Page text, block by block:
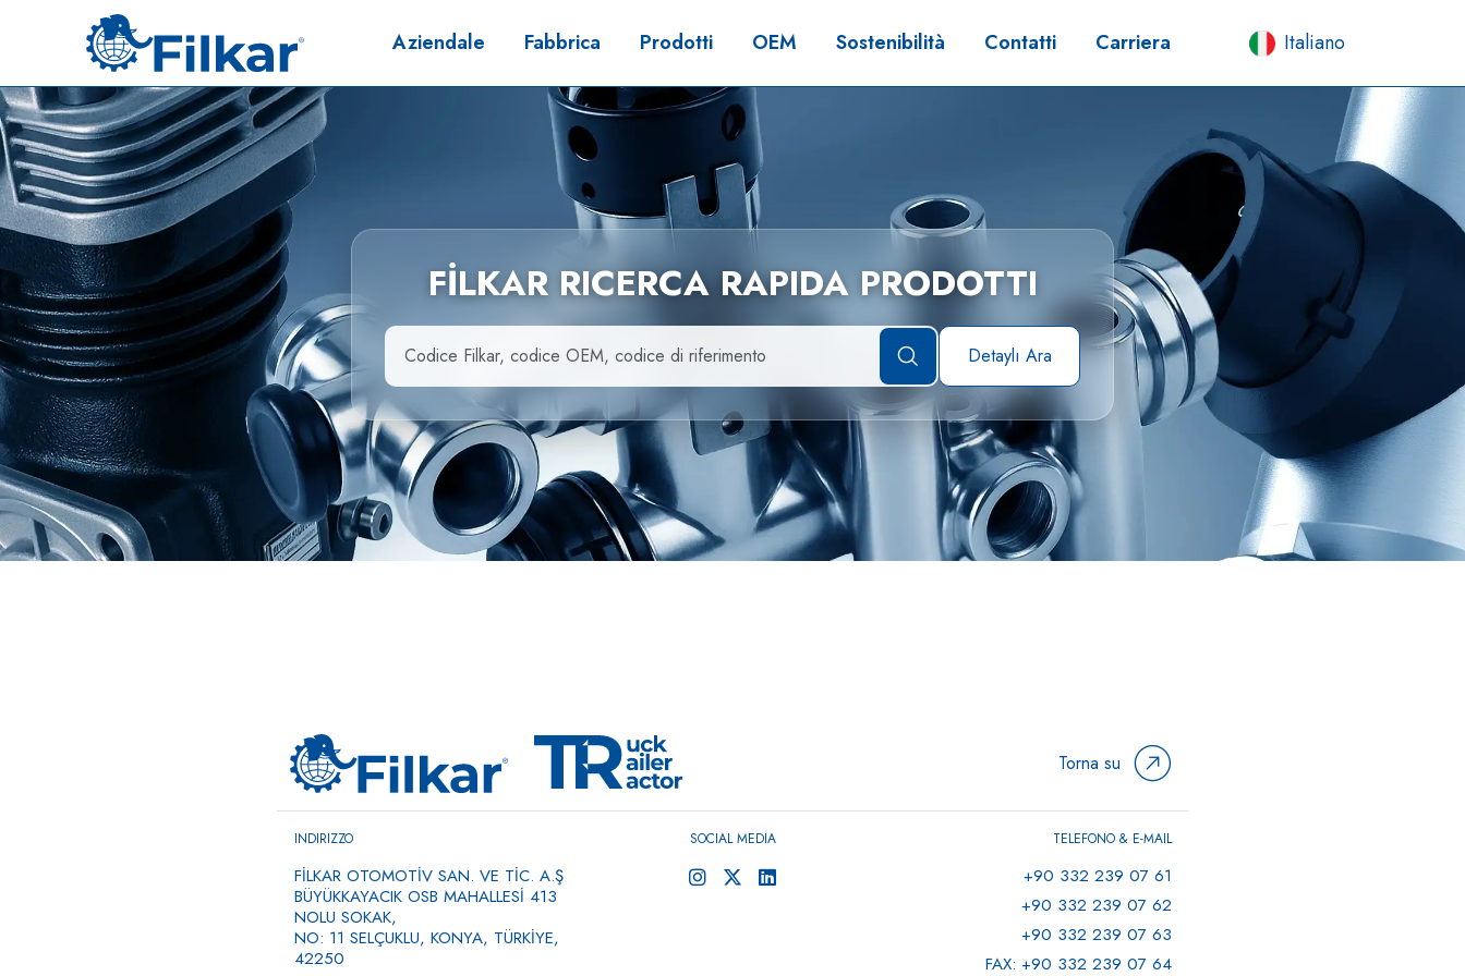
Aziendale Fabbrica Prodotti OEM Sostenibilità Contatti Carriera Italiano
FİLKAR RICERCA RAPIDA PRODOTTI
Detaylı Ara
Torna su
SOCIAL MEDIA
INDIRIZZO
FİLKAR OTOMOTİV SAN. VE TİC. A.Ş
BÜYÜKKAYACIK OSB MAHALLESİ 413
NOLU SOKAK,
NO: 11 SELÇUKLU, KONYA, TÜRKİYE,
42250
TELEFONO & E-MAIL
+90 332 239 07 61
+90 332 239 07 62
+90 332 239 07 63
FAX: +90 332 239 07 64